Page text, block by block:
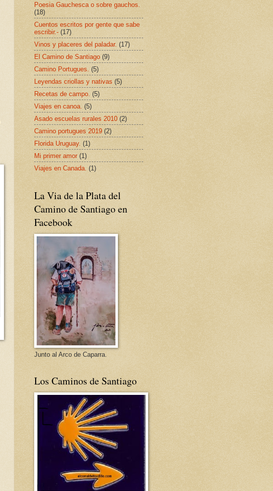
Poesia Gauchesca o sobre gauchos.
(18)
Cuentos escritos por gente que sabe
escribir.- (17)
Vinos y placeres del paladar. (17)
El Camino de Santiago (9)
Camino Portugues. (5)
Leyendas criollas y nativas (5)
Recetas de campo. (5)
Viajes en canoa. (5)
Asado escuelas rurales 2010 (2)
Camino portugues 2019 (2)
Florida Uruguay. (1)
Mi primer amor (1)
Viajes en Canada. (1)
La Via de la Plata del
Camino de Santiago en
Facebook
Junto al Arco de Caparra.
Los Caminos de Santiago